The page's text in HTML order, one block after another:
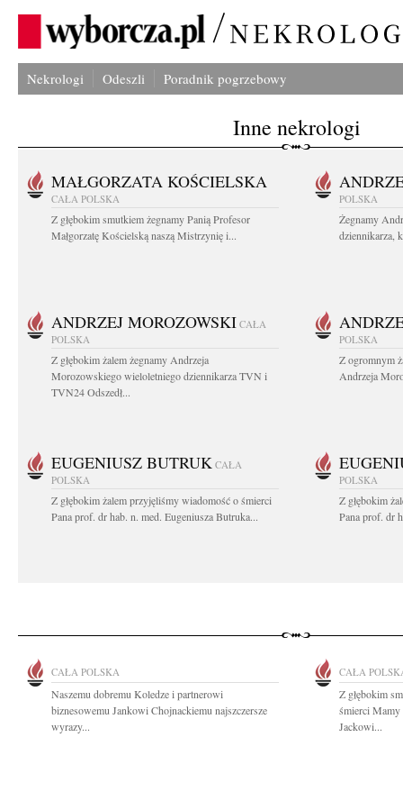
Nekrologi Odeszli Poradnik pogrzebowy
Inne nekrologi
MAŁGORZATA KOŚCIELSKA
CAŁA POLSKA
Z głębokim smutkiem żegnamy Panią Profesor
Małgorzatę Kościelską naszą Mistrzynię i...
POLSKA
Żegnamy
dziennikarza,
ANDRZEJ MOROZOWSKI CAŁA
POLSKA
Z głębokim żalem żegnamy Andrzeja
Morozowskiego wieloletniego dziennikarza TVN i
TVN24 Odszedł...
POLSKA
Z ogromnym
Andrzeja
EUGENIUSZ BUTRUK CAŁA
POLSKA
Z głębokim żalem przyjęliśmy wiadomość o śmierci
Pana prof. dr hab. n. med. Eugeniusza Butruka...
POLSKA
Z głębokim
Pana prof. dr
CAŁA POLSKA
Naszemu dobremu Koledze i partnerowi
biznesowemu Jankowi Chojnackiemu najszczersze
wyrazy...
CAŁA
Z głębokim
śmierci Mamy
Jackowi...